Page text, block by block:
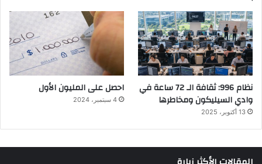
نظام 996: ثقافة الـ 72 ساعة في
وادي السيليكون ومخاطرها
13 أكتوبر، 2025
احصل على المليون الأول
4 سبتمبر، 2024